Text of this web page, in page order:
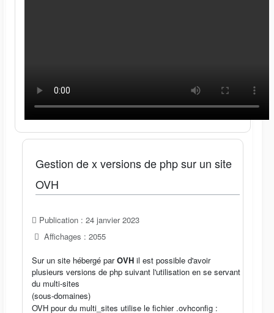
Gestion de x versions de php sur un site
OVH
Publication : 24 janvier 2023
Affichages : 2055
Sur un site hébergé parOVH il est possible d'avoir
plusieurs versions de php suivant l'utilisation en se servant
du multi-sites
(sous-domaines)
OVH pour du multi_sites utilise le fichier .ovhconfig :